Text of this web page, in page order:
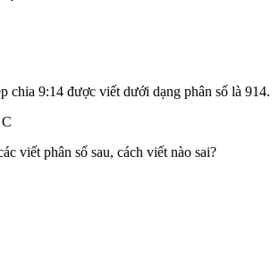
chia 9:14 được viết dưới dạng phân số là 914.
viết phân số sau, cách viết nào sai?